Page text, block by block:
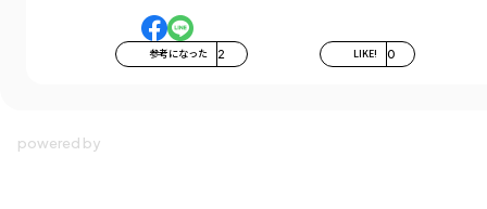
参考になった 2 LIKE! 0